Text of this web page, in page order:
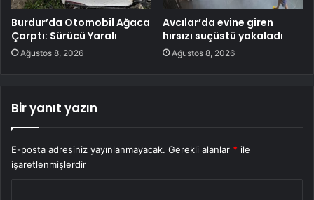
Burdur’da Otomobil Ağaca
Çarptı: Sürücü Yaralı
Ağustos 8, 2026
Avcılar’da evine giren
hırsızı suçüstü yakaladı
Ağustos 8, 2026
Bir yanıt yazın
E-posta adresiniz yayınlanmayacak. Gerekli alanlar * ile
işaretlenmişlerdir